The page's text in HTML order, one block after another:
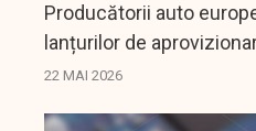
Producătorii auto
lanțurilor de
22 MAI 2026